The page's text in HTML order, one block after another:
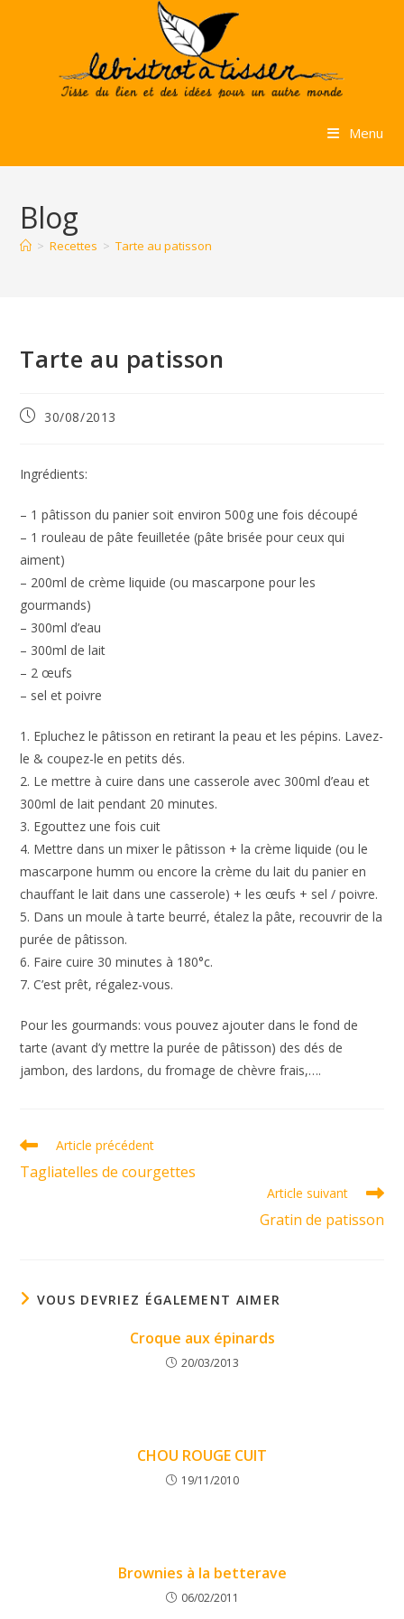
Menu
Blog
> Recettes > Tarte au patisson
Tarte au patisson
Publication
30/08/2013
Ingrédients:
– 1 pâtisson du panier soit environ 500g une fois découpé
– 1 rouleau de pâte feuilletée (pâte brisée pour ceux qui
aiment)
– 200ml de crème liquide (ou mascarpone pour les
gourmands)
– 300ml d’eau
– 300ml de lait
– 2 œufs
– sel et poivre
1. Epluchez le pâtisson en retirant la peau et les pépins. Lavez-
le & coupez-le en petits dés.
2. Le mettre à cuire dans une casserole avec 300ml d’eau et
300ml de lait pendant 20 minutes.
3. Egouttez une fois cuit
4. Mettre dans un mixer le pâtisson + la crème liquide (ou le
mascarpone humm ou encore la crème du lait du panier en
chauffant le lait dans une casserole) + les œufs + sel / poivre.
5. Dans un moule à tarte beurré, étalez la pâte, recouvrir de la
purée de pâtisson.
6. Faire cuire 30 minutes à 180°c.
7. C’est prêt, régalez-vous.
Pour les gourmands: vous pouvez ajouter dans le fond de
tarte (avant d’y mettre la purée de pâtisson) des dés de
jambon, des lardons, du fromage de chèvre frais,….
Read
articles
Article précédent
Tagliatelles de courgettes
Article suivant
Gratin de patisson
VOUS DEVRIEZ ÉGALEMENT AIMER
Croque aux épinards
20/03/2013
CHOU ROUGE CUIT
19/11/2010
Brownies à la betterave
06/02/2011